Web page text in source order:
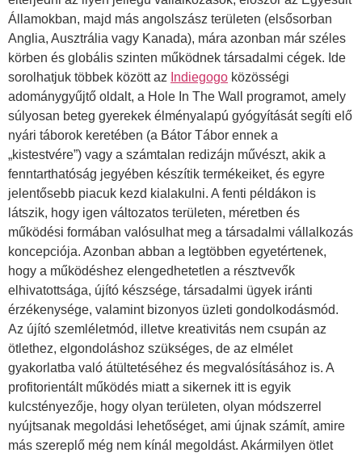
Államokban, majd más angolszász területen (elsősorban
Anglia, Ausztrália vagy Kanada), mára azonban már széles
körben és globális szinten működnek társadalmi cégek. Ide
sorolhatjuk többek között az Indiegogo közösségi
adománygyűjtő oldalt, a Hole In The Wall programot, amely
súlyosan beteg gyerekek élményalapú gyógyítását segíti elő
nyári táborok keretében (a Bátor Tábor ennek a
„kistestvére”) vagy a számtalan redizájn művészt, akik a
fenntarthatóság jegyében készítik termékeiket, és egyre
jelentősebb piacuk kezd kialakulni. A fenti példákon is
látszik, hogy igen változatos területen, méretben és
működési formában valósulhat meg a társadalmi vállalkozás
koncepciója. Azonban abban a legtöbben egyetértenek,
hogy a működéshez elengedhetetlen a résztvevők
elhivatottsága, újító készsége, társadalmi ügyek iránti
érzékenysége, valamint bizonyos üzleti gondolkodásmód.
Az újító szemléletmód, illetve kreativitás nem csupán az
ötlethez, elgondoláshoz szükséges, de az elmélet
gyakorlatba való átültetéséhez és megvalósításához is. A
profitorientált működés miatt a sikernek itt is egyik
kulcstényezője, hogy olyan területen, olyan módszerrel
nyújtsanak megoldási lehetőséget, ami újnak számít, amire
más szereplő még nem kínál megoldást. Akármilyen ötlet